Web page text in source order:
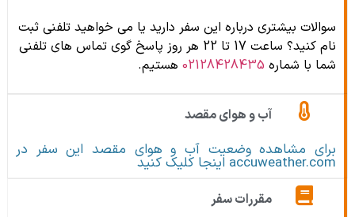
سوالات بیشتری درباره این سفر دارید یا می خواهید تلفنی ثبت
نام کنید؟ ساعت 17 تا 22 هر روز پاسخ گوی تماس های تلفنی
شما با شماره 02128428435 هستیم.
آب و هوای مقصد
برای مشاهده وضعیت آب و هوای مقصد این سفر در
accuweather.com اینجا کلیک کنید
مقررات سفر